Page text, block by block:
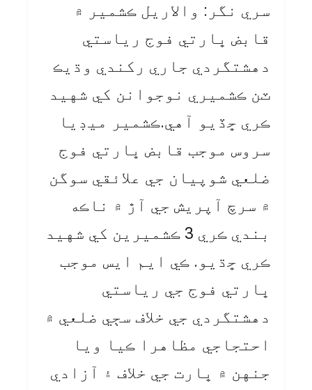
سري نگر: والاريل ڪشمير ۾
قابض ڀارتي فوج رياستي
دهشتگردي جاري رکندي وڌيڪ
ٽن ڪشميري نوجوانن کي شهيد
ڪري ڇڏيو آهي.ڪشمير ميڊيا
سروس موجب قابض ڀارتي فوج
ضلعي شوپيان جي علائقي سوگن
۾ سرچ آپريش جي آڙ ۾ ناڪه
بندي ڪري 3 ڪشميرين کي شهيد
ڪري ڇڌيو. ڪي ايم ايس موجب
ڀارتي فوج جي رياستي
دهشتگردي جي خلاف سڄي ضلعي ۾
احتجاجي مظاهرا ڪيا ويا
جنهن ۾ ڀارت جي خلاف ۽ آزادي